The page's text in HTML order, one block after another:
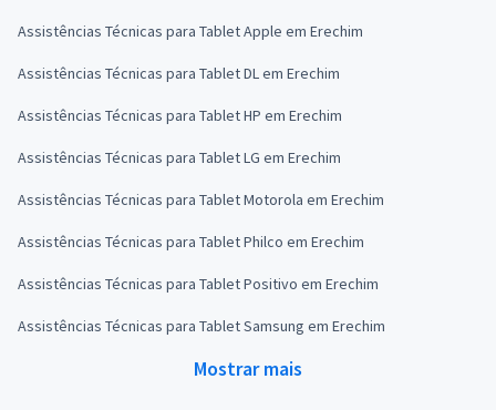
Assistências Técnicas para Tablet Apple em Erechim
Assistências Técnicas para Tablet DL em Erechim
Assistências Técnicas para Tablet HP em Erechim
Assistências Técnicas para Tablet LG em Erechim
Assistências Técnicas para Tablet Motorola em Erechim
Assistências Técnicas para Tablet Philco em Erechim
Assistências Técnicas para Tablet Positivo em Erechim
Assistências Técnicas para Tablet Samsung em Erechim
Mostrar mais